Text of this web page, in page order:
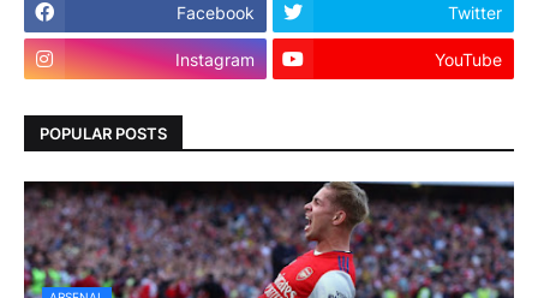
Facebook Twitter
Instagram YouTube
POPULAR POSTS